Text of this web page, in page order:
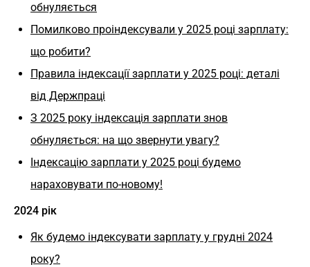
обнуляється
Помилково проіндексували у 2025 році зарплату:
що робити?
Правила індексації зарплати у 2025 році: деталі
від Держпраці
З 2025 року індексація зарплати знов
обнуляється: на що звернути увагу?
Індексацію зарплати у 2025 році будемо
нараховувати по-новому!
2024 рік
Як будемо індексувати зарплату у грудні 2024
року?